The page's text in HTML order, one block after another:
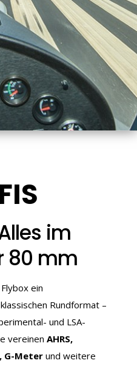
im
80 mm
ein
Rundformat –
und LSA-
vereinen AHRS,
G-Meter und weitere